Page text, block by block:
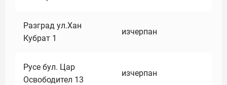
Разград ул.Хан
Кубрат 1
изчерпан
Русе бул. Цар
Освободител 13
изчерпан